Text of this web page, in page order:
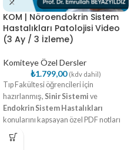
KOM | Nöroendokrin Sistem
Hastalıkları Patolojisi Video
(3 Ay / 3 İzleme)
Komiteye Özel Dersler
₺1.799,00 (kdv dahil)
Tıp Fakültesi öğrencileri için
hazırlanmış, Sinir Sistemi ve
Endokrin Sistem Hastalıkları
konularını kapsayan özel PDF notları
ve 14 videoluk entegre eğitim paketi!
Tüm önemli başlıkları sade